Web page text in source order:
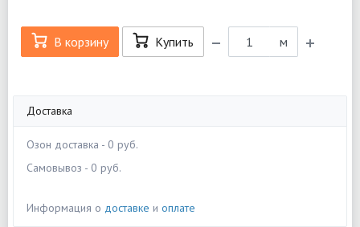
В корзину Купить м
Доставка
Озон доставка - 0 руб.
Самовывоз - 0 руб.
Информация о доставке и оплате